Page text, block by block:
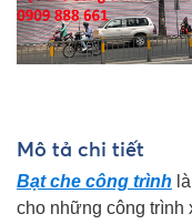
Mô tả chi tiết
Bạt che công trình
cho những công trình